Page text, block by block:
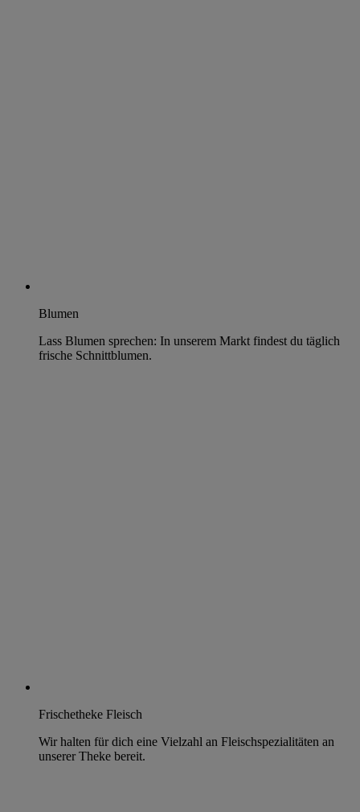
Blumen
Lass Blumen sprechen: In unserem Markt findest du täglich
frische Schnittblumen.
Frischetheke Fleisch
Wir halten für dich eine Vielzahl an Fleischspezialitäten an
unserer Theke bereit.